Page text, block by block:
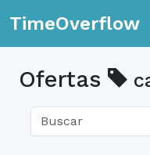
TimeOverflow
Ofertas